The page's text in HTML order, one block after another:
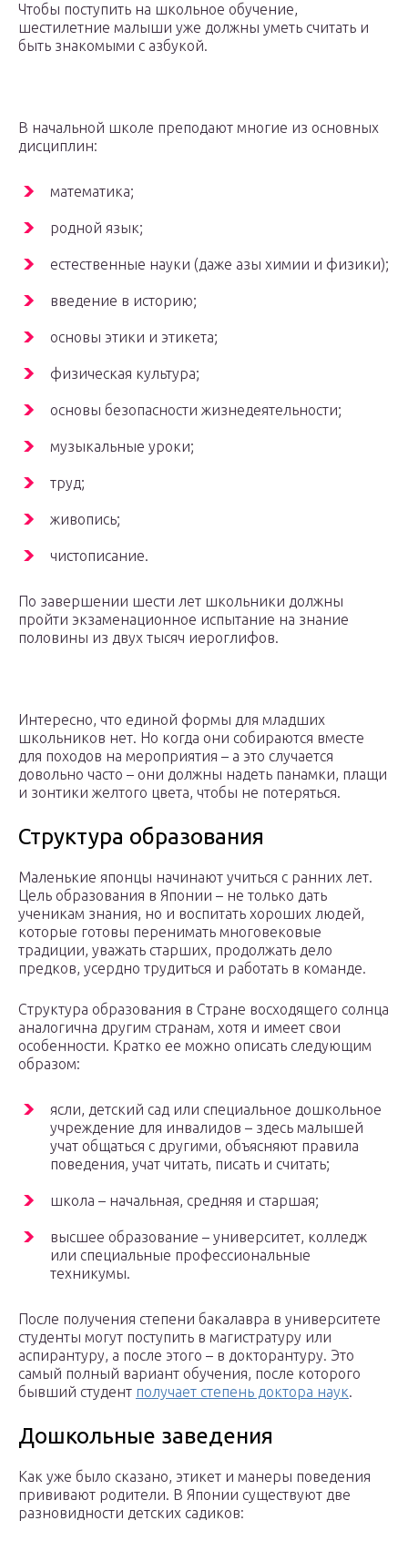
Чтобы поступить на школьное обучение,
шестилетние малыши уже должны уметь считать и
быть знакомыми с азбукой.
В начальной школе преподают многие из основных
дисциплин:
математика;
родной язык;
естественные науки (даже азы химии и физики);
введение в историю;
основы этики и этикета;
физическая культура;
основы безопасности жизнедеятельности;
музыкальные уроки;
труд;
живопись;
чистописание.
По завершении шести лет школьники должны
пройти экзаменационное испытание на знание
половины из двух тысяч иероглифов.
Интересно, что единой формы для младших
школьников нет. Но когда они собираются вместе
для походов на мероприятия – а это случается
довольно часто – они должны надеть панамки, плащи
и зонтики желтого цвета, чтобы не потеряться.
Структура образования
Маленькие японцы начинают учиться с ранних лет.
Цель образования в Японии – не только дать
ученикам знания, но и воспитать хороших людей,
которые готовы перенимать многовековые
традиции, уважать старших, продолжать дело
предков, усердно трудиться и работать в команде.
Структура образования в Стране восходящего солнца
аналогична другим странам, хотя и имеет свои
особенности. Кратко ее можно описать следующим
образом:
ясли, детский сад или специальное дошкольное
учреждение для инвалидов – здесь малышей
учат общаться с другими, объясняют правила
поведения, учат читать, писать и считать;
школа – начальная, средняя и старшая;
высшее образование – университет, колледж
или специальные профессиональные
техникумы.
После получения степени бакалавра в университете
студенты могут поступить в магистратуру или
аспирантуру, а после этого – в докторантуру. Это
самый полный вариант обучения, после которого
бывший студент получает степень доктора наук.
Дошкольные заведения
Как уже было сказано, этикет и манеры поведения
прививают родители. В Японии существуют две
разновидности детских садиков: